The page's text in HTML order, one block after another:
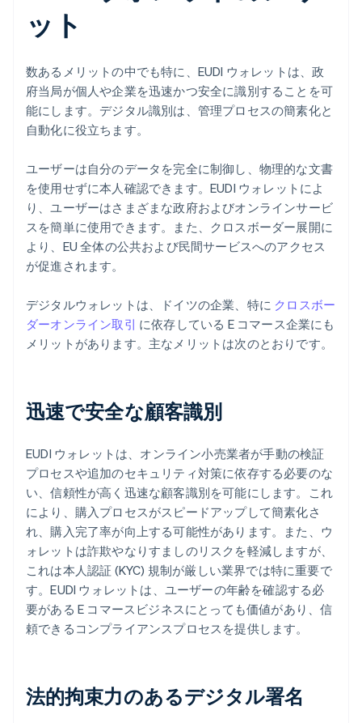
ット
数あるメリットの中でも特に、EUDI ウォレットは、政
府当局が個人や企業を迅速かつ安全に識別することを可
能にします。デジタル識別は、管理プロセスの簡素化と
自動化に役立ちます。
ユーザーは自分のデータを完全に制御し、物理的な文書
を使用せずに本人確認できます。EUDI ウォレットによ
り、ユーザーはさまざまな政府およびオンラインサービ
スを簡単に使用できます。また、クロスボーダー展開に
より、EU 全体の公共および民間サービスへのアクセス
が促進されます。
デジタルウォレットは、ドイツの企業、特に クロスボー
ダーオンライン取引 に依存している E コマース企業にも
メリットがあります。主なメリットは次のとおりです。
迅速で安全な顧客識別
EUDI ウォレットは、オンライン小売業者が手動の検証
プロセスや追加のセキュリティ対策に依存する必要のな
い、信頼性が高く迅速な顧客識別を可能にします。これ
により、購入プロセスがスピードアップして簡素化さ
れ、購入完了率が向上する可能性があります。また、ウ
ォレットは詐欺やなりすましのリスクを軽減しますが、
これは本人認証 (KYC) 規制が厳しい業界では特に重要で
す。EUDI ウォレットは、ユーザーの年齢を確認する必
要がある E コマースビジネスにとっても価値があり、信
頼できるコンプライアンスプロセスを提供します。
法的拘束力のあるデジタル署名